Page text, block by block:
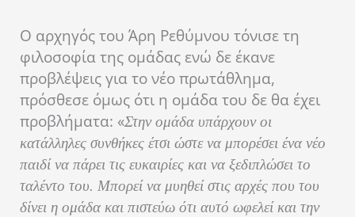
Ο αρχηγός του Άρη Ρεθύμνου τόνισε τη
φιλοσοφία της ομάδας ενώ δε έκανε
προβλέψεις για το νέο πρωτάθλημα,
πρόσθεσε όμως ότι η ομάδα του δε θα έχει
προβλήματα: «Στην ομάδα υπάρχουν οι
κατάλληλες συνθήκες έτσι ώστε να μπορέσει ένα νέο
παιδί να πάρει τις ευκαιρίες και να ξεδιπλώσει το
ταλέντο του. Μπορεί να μυηθεί στις αρχές που του
δίνει η ομάδα και πιστεύω ότι αυτό ωφελεί και την